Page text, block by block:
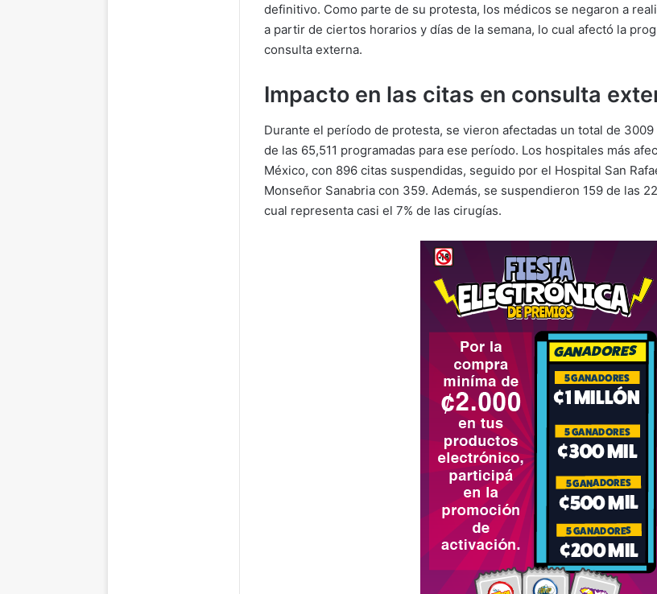
definitivo. Como parte de su protesta, los médicos se negaron a
a partir de ciertos horarios y días de la semana, lo cual afectó la
consulta externa.
Impacto en las citas en consulta
Durante el período de protesta, se vieron afectadas un total de
de las 65,511 programadas para ese período. Los hospitales más
México, con 896 citas suspendidas, seguido por el Hospital San
Monseñor Sanabria con 359. Además, se suspendieron 159 de las
cual representa casi el 7% de las cirugías.